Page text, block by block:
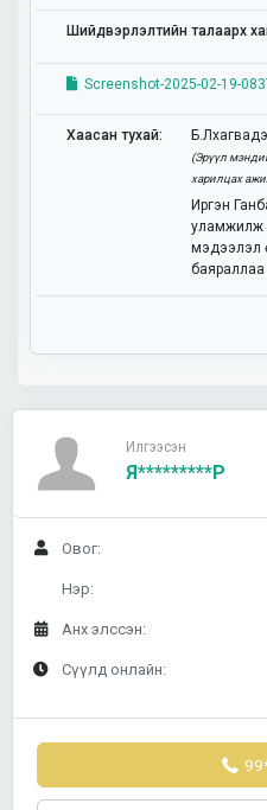
Шийдвэрлэлтийн талаарх
Screenshot-2025-02-19-
Хаасан тухай:
(Эрүүл
харилцах
Иргэн
уламжилж
мэдээлэл
баяраллаа
Илгээсэн
Я*********р
Овог:
Нэр:
Анх элссэн:
Сүүлд онлайн: